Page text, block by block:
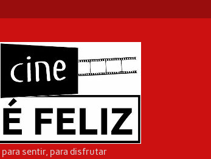
para sentir, para disfrutar